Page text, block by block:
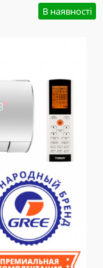
В наявності